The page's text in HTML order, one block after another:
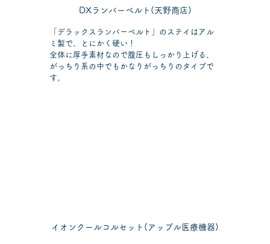
DXランバーベルト(天野商店)
「デラックスランバーベルト」のステイはアル
ミ製で、とにかく硬い！
全体に厚手素材なので腹圧もしっかり上げる、
がっちり系の中でもかなりがっちりのタイプで
す。
イオンクールコルセット(アップル医療機器)